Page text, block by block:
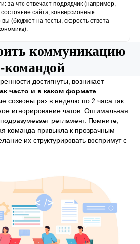
за что отвечает подрядчик (например,
сайта, конверсионные
вы (бюджет на тесты, скорость ответа
коммуникацию
командой
достигнуты, возникает
часто и в каком формате
созвоны раз в неделю по 2 часа так
игнорирование чатов. Оптимальная
регламент. Помните,
команда привыкла к прозрачным
их структурировать воспримут с